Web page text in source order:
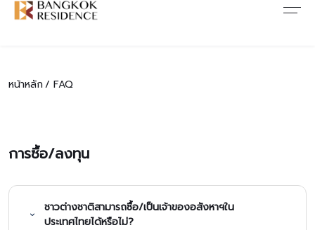
หน้าหลัก FAQ
การซื้อ/ลงทุน
ชาวต่างชาติสามารถซื้อ/เป็นเจ้าของอสังหาฯใน
ประเทศไทยได้หรือไม่?
บทความ&ข่าวสาร
บทความ
โปรโมชั่น
เกี่ยวกับเรา
เกี่ยวกับเรา
ติดต่อเรา
FAQ
CONSENT